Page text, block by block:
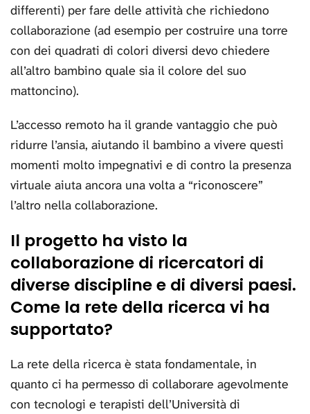
differenti) per fare delle attività che richiedono
collaborazione (ad esempio per costruire una torre
con dei quadrati di colori diversi devo chiedere
all’altro bambino quale sia il colore del suo
mattoncino).
L’accesso remoto ha il grande vantaggio che può
ridurre l’ansia, aiutando il bambino a vivere questi
momenti molto impegnativi e di contro la presenza
virtuale aiuta ancora una volta a “riconoscere”
l’altro nella collaborazione.
Il progetto ha visto la
collaborazione di ricercatori di
diverse discipline e di diversi paesi.
Come la rete della ricerca vi ha
supportato?
La rete della ricerca è stata fondamentale, in
quanto ci ha permesso di collaborare agevolmente
con tecnologi e terapisti dell’Università di